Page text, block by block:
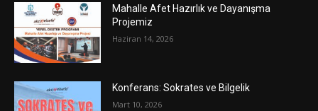
Mahalle Afet Hazırlık ve Dayanışma
Projemiz
Haziran 14, 2026
Konferans: Sokrates ve Bilgelik
Mart 10, 2026